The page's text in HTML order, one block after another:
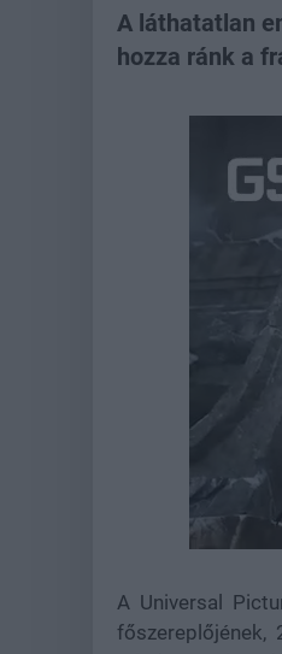
A láthatatlan
hozza ránk a
A Universal
főszereplőjének,